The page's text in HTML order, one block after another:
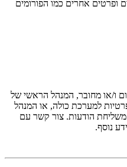
ופרטים אחרים כמו הפורומים
ו/או מחובר, המנהל הראשי של
למערכת כולה, או המנהל
הודעות. צור קשר עם
נוסף.